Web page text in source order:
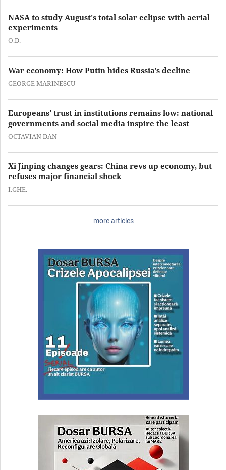
NASA to study August's total solar eclipse with aerial
experiments
O.D.
War economy: How Putin hides Russia's decline
GEORGE MARINESCU
Europeans' trust in institutions remains low: national
governments and social media inspire the least
OCTAVIAN DAN
Xi Jinping changes gears: China revs up economy, but
refuses major financial shock
I.GHE.
more articles